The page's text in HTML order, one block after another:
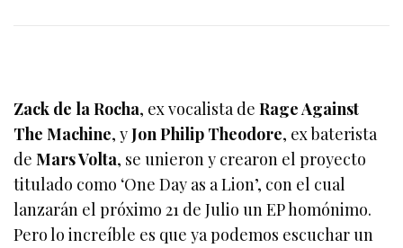
Zack de la Rocha, ex vocalista deRage Against
The Machine, yJon Philip Theodore, ex baterista
deMars Volta, se unieron y crearon el proyecto
titulado como ‘One Day as a Lion’, con el cual
lanzarán el próximo 21 de Julio un EP homónimo.
Pero lo increíble es que ya podemos escuchar un